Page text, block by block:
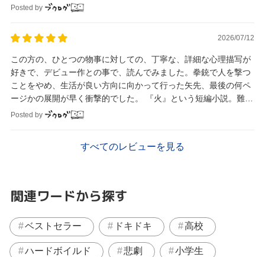
Posted by
2026/07/12
この方の、ひとつの物事に対しての、丁寧な、詳細な心理描写が
好きで、デビュー作との事で、読んでみました。拳銃で人を撃つ
ことをやめ、生活が良い方向に向かって行った矢先、最後の何ペ
ージかの展開が早く衝撃的でした。 『火』という短編小説。難し
かった。
Posted by
すべてのレビューを見る
関連ワードから探す
ベストセラー ドキドキ 高校
ハードボイルド 悲劇 小学生